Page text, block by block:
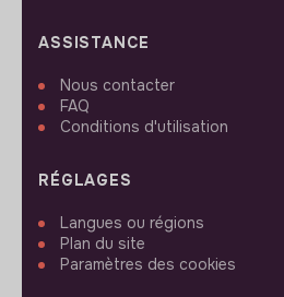
ASSISTANCE
Nous contacter
FAQ
Conditions d'utilisation
RÉGLAGES
Langues ou régions
Plan du site
Paramètres des cookies